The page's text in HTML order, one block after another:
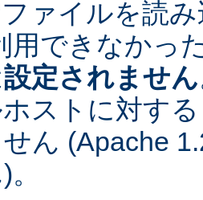
ァイルを読
用できなかっ
設定されません
ストに対す
ん (Apache